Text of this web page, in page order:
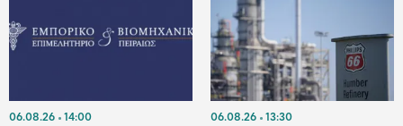
06.08.26 14:00 06.08.26 13:30